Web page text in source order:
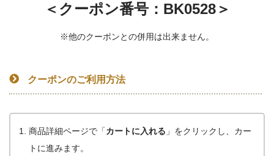
＜クーポン番号：BK0528＞
※他のクーポンとの併用は出来ません。
クーポンのご利用方法
商品詳細ページで「 カートに入れる 」をクリックし、カー
トに進みます。